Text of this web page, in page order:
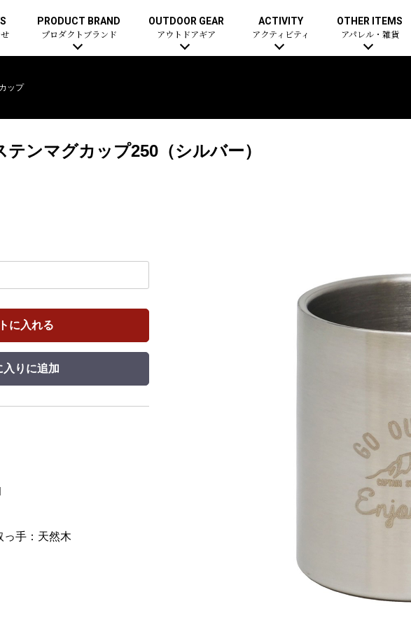
PRODUCT BRAND
プロダクトブランド
OUTDOOR GEAR
アウトドアギア
ACTIVITY
アクティビティ
OTHER ITEMS
アパレル・雑貨
ップ
ンマグカップ250（シルバー）
に入れる
入りに追加
っ手：天然木